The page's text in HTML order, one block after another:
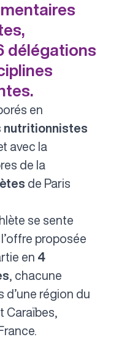
délégations
en
nutritionnistes
avec la
de la
de Paris
se sente
proposée
en 4
, chacune
région du
Caraïbes,